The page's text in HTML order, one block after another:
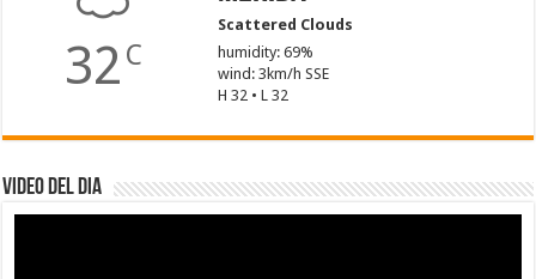
32 C
Scattered Clouds
humidity: 69%
wind: 3km/h SSE
H 32 • L 32
Video del dia